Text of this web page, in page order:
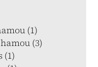
(1)
(3)
(1)